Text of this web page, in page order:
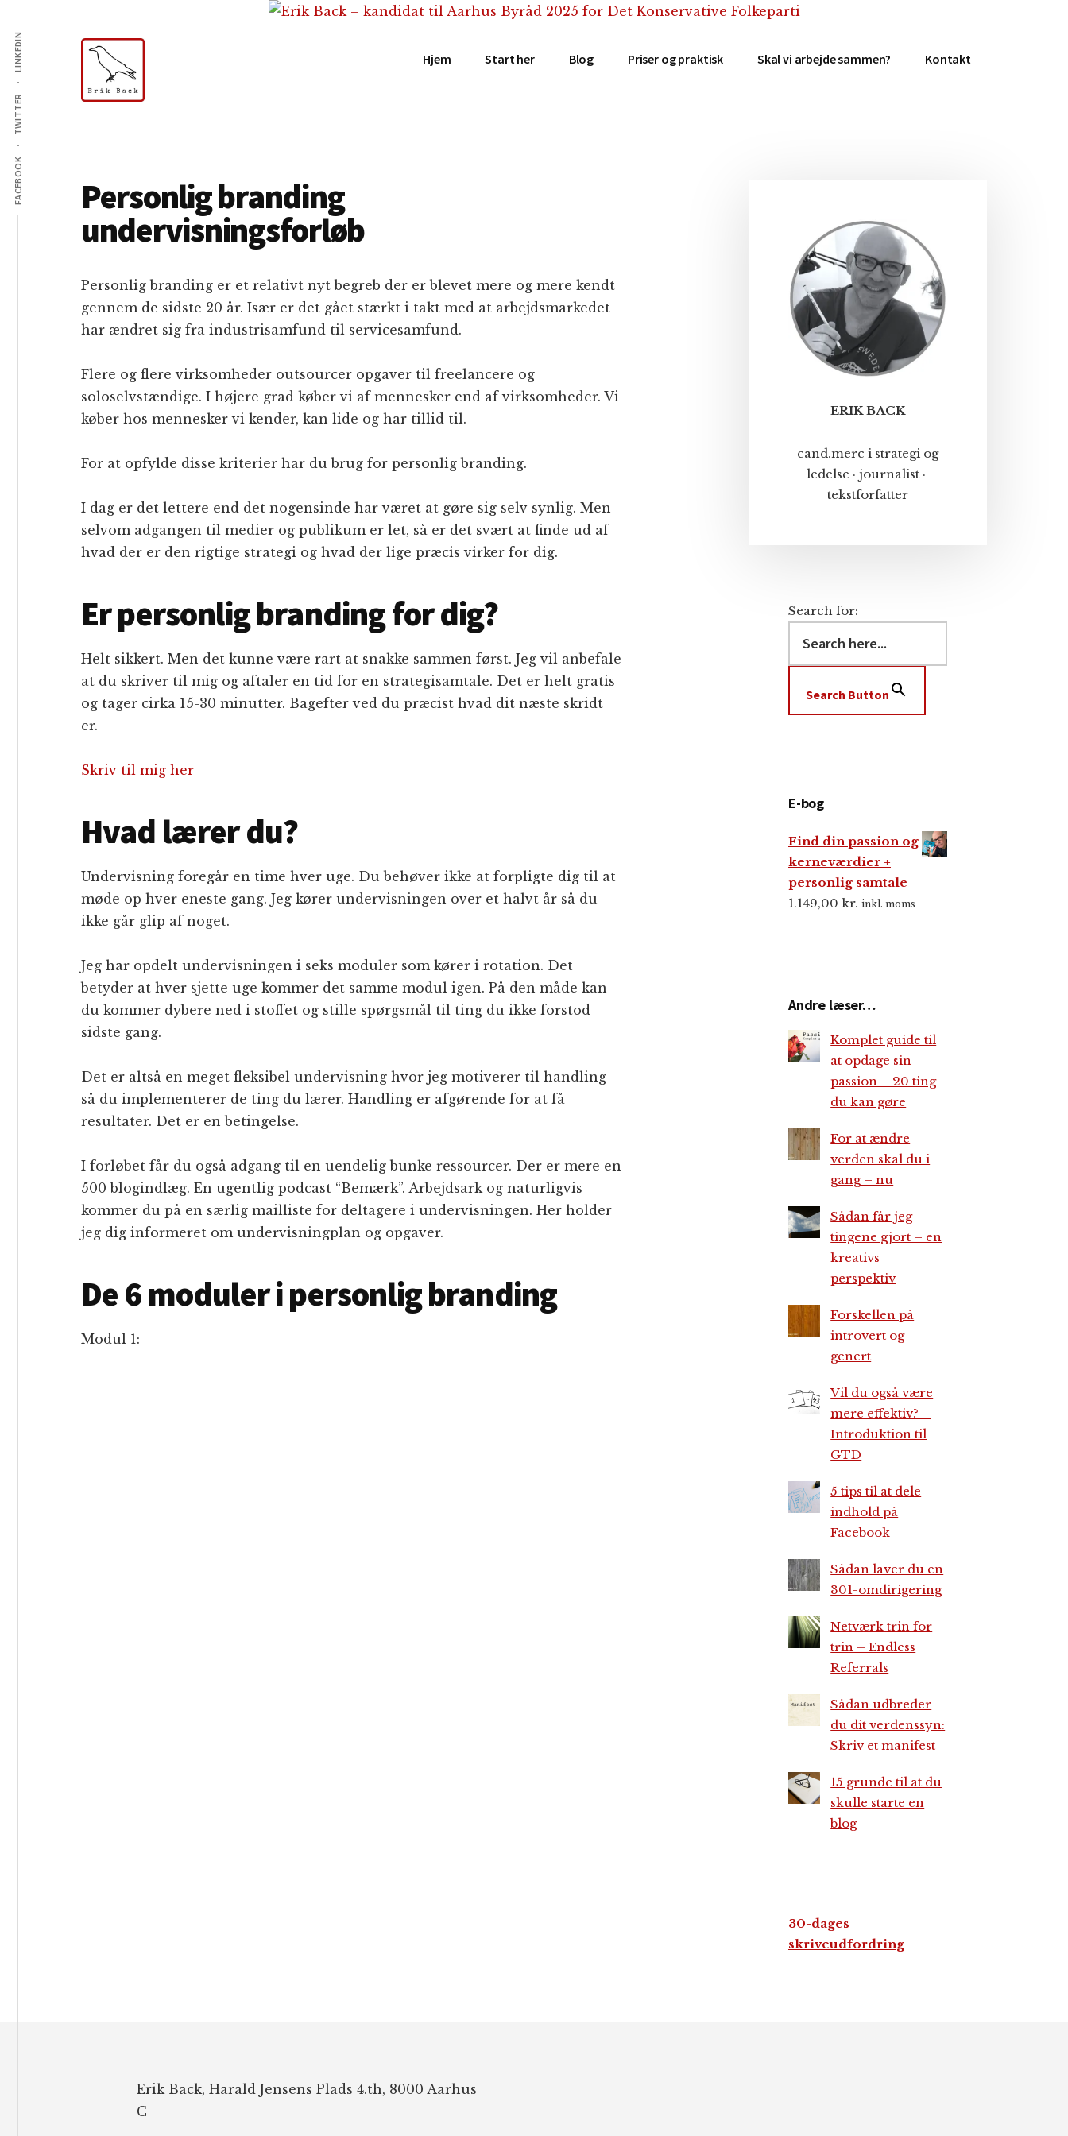
indhold
primær
sidebar
footer
menu
FACEBOOK
TWITTER
LINKEDIN
blog,
e-
mail,
medier
Hjem Start her Blog Priser og praktisk Skal vi arbejde sammen? Kontakt
Personlig branding
undervisningsforløb
Personlig branding er et relativt nyt begreb der er blevet mere og mere kendt
gennem de sidste 20 år. Især er det gået stærkt i takt med at arbejdsmarkedet
har ændret sig fra industrisamfund til servicesamfund.
Flere og flere virksomheder outsourcer opgaver til freelancere og
soloselvstændige. I højere grad køber vi af mennesker end af virksomheder. Vi
køber hos mennesker vi kender, kan lide og har tillid til.
For at opfylde disse kriterier har du brug for personlig branding.
I dag er det lettere end det nogensinde har været at gøre sig selv synlig. Men
selvom adgangen til medier og publikum er let, så er det svært at finde ud af
hvad der er den rigtige strategi og hvad der lige præcis virker for dig.
Er personlig branding for dig?
Helt sikkert. Men det kunne være rart at snakke sammen først. Jeg vil anbefale
at du skriver til mig og aftaler en tid for en strategisamtale. Det er helt gratis
og tager cirka 15-30 minutter. Bagefter ved du præcist hvad dit næste skridt
er.
Skriv til mig her
Hvad lærer du?
Undervisning foregår en time hver uge. Du behøver ikke at forpligte dig til at
møde op hver eneste gang. Jeg kører undervisningen over et halvt år så du
ikke går glip af noget.
Jeg har opdelt undervisningen i seks moduler som kører i rotation. Det
betyder at hver sjette uge kommer det samme modul igen. På den måde kan
du kommer dybere ned i stoffet og stille spørgsmål til ting du ikke forstod
sidste gang.
Det er altså en meget fleksibel undervisning hvor jeg motiverer til handling
så du implementerer de ting du lærer. Handling er afgørende for at få
resultater. Det er en betingelse.
I forløbet får du også adgang til en uendelig bunke ressourcer. Der er mere en
500 blogindlæg. En ugentlig podcast “Bemærk”. Arbejdsark og naturligvis
kommer du på en særlig mailliste for deltagere i undervisningen. Her holder
jeg dig informeret om undervisningplan og opgaver.
De 6 moduler i personlig branding
Modul 1:
Sidebar
ERIK BACK
cand.merc i strategi og
ledelse · journalist ·
tekstforfatter
Search for:
Search Button
E-bog
Find din passion og
kerneværdier +
personlig samtale
1.149,00 kr. inkl. moms
Andre læser…
Komplet guide til
at opdage sin
passion – 20 ting
du kan gøre
For at ændre
verden skal du i
gang – nu
Sådan får jeg
tingene gjort – en
kreativs
perspektiv
Forskellen på
introvert og
genert
Vil du også være
mere effektiv? –
Introduktion til
GTD
5 tips til at dele
indhold på
Facebook
Sådan laver du en
301-omdirigering
Netværk trin for
trin – Endless
Referrals
Sådan udbreder
du dit verdenssyn:
Skriv et manifest
15 grunde til at du
skulle starte en
blog
30-dages
skriveudfordring
Erik Back, Harald Jensens Plads 4.th, 8000 Aarhus
C